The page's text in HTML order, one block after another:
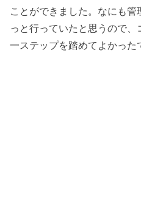
ことができました。なにも
っと行っていたと思うので
一ステップを踏めてよかった